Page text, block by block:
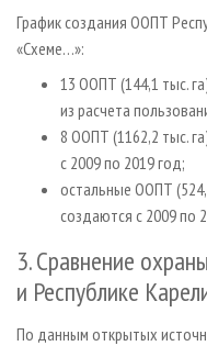
График создания ООПТ
«Схеме…»:
13 ООПТ (144,1 тыс.
из расчета
8 ООПТ (1162,2 тыс.
с 2009 по 2019 год;
остальные ООПТ
создаются с 2009 по
3. Сравнение
и Республике
По данным открытых